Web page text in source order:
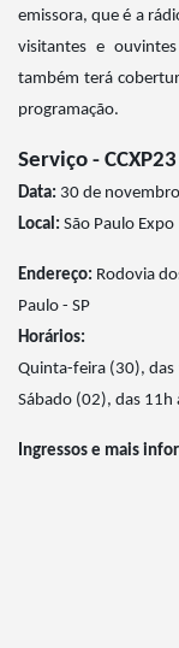
emissora, que é a
visitantes e
também terá
programação.
Serviço - CCXP23
Data: 30 de
Local: São Paulo Expo
Endereço: Rodovia
Paulo - SP
Horários:
Quinta-feira (30), das
Sábado (02), das
Ingressos e mais